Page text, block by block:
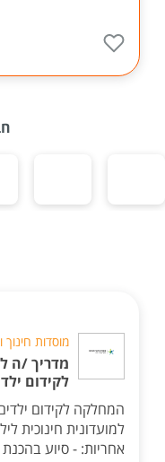
מוסדות חינוך
מדריך /ה
לקידום
המחלקה לקידום
למועדונית חינוכית
אחריות: - סיוע בהכנת